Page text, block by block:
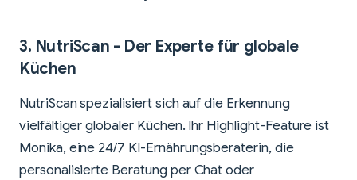
3. NutriScan - Der Experte für globale
Küchen
NutriScan spezialisiert sich auf die Erkennung
vielfältiger globaler Küchen. Ihr Highlight-Feature ist
Monika, eine 24/7 KI-Ernährungsberaterin, die
personalisierte Beratung per Chat oder